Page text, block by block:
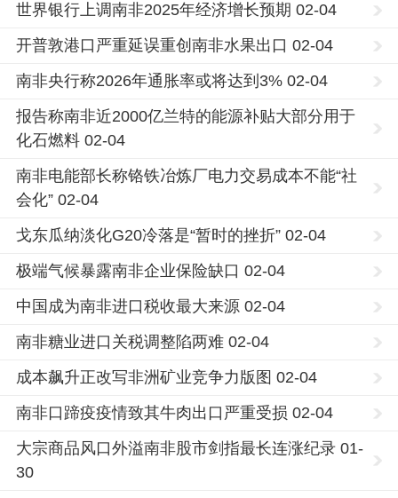
世界银行上调南非2025年经济增长预期 02-04
开普敦港口严重延误重创南非水果出口 02-04
南非央行称2026年通胀率或将达到3% 02-04
报告称南非近2000亿兰特的能源补贴大部分用于
化石燃料 02-04
南非电能部长称铬铁冶炼厂电力交易成本不能“社
会化” 02-04
戈东瓜纳淡化G20冷落是“暂时的挫折” 02-04
极端气候暴露南非企业保险缺口 02-04
中国成为南非进口税收最大来源 02-04
南非糖业进口关税调整陷两难 02-04
成本飙升正改写非洲矿业竞争力版图 02-04
南非口蹄疫疫情致其牛肉出口严重受损 02-04
大宗商品风口外溢南非股市剑指最长连涨纪录 01-
30